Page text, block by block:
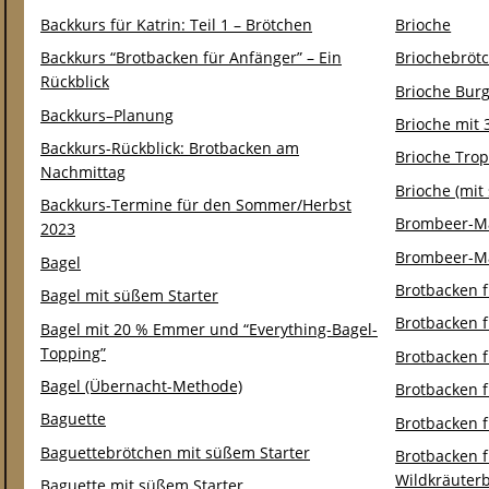
Backkurs für Katrin: Teil 1 – Brötchen
Backkurs “Brotbacken für Anfänger” – Ein
Rückblick
Backkurs–Planung
Backkurs-Rückblick: Brotbacken am
Nachmittag
Backkurs-Termine für den Sommer/Herbst
2023
Bagel
Bagel mit süßem Starter
Bagel mit 20 % Emmer und “Everything-Bagel-
Topping”
Bagel (Übernacht-Methode)
Baguette
Baguettebrötchen mit süßem Starter
Brioche
Brioche
Brioche mit
Brioche
Brioche
Brombeer-
Brombeer-
Brotbacken
Brotbacken
Brotbacken
Brotbacken
Brotbacken
Brotbacken